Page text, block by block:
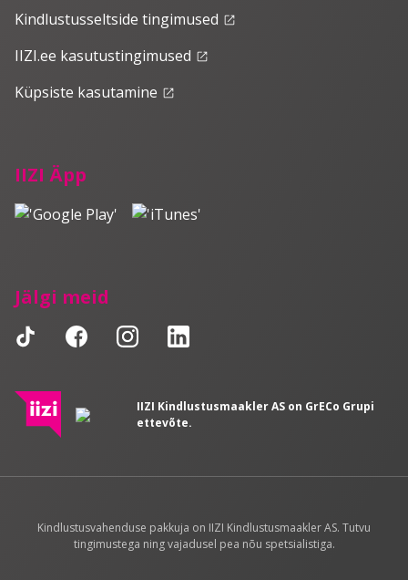
IIZI Äpp
Jälgi meid
Kindlustusseltside tingimused launch
IIZI.ee kasutustingimused launch
Küpsiste kasutamine launch
IIZI Kindlustusmaakler AS on GrECo Grupi
ettevõte.
Kindlustusvahenduse pakkuja on IIZI Kindlustusmaakler AS. Tutvu
tingimustega ning vajadusel pea nõu spetsialistiga.